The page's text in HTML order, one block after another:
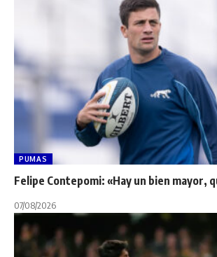
PUMAS
Felipe Contepomi: «Hay un bien mayor,
07/08/2026